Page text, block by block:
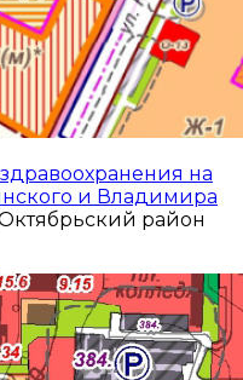
на
и Владимира
район